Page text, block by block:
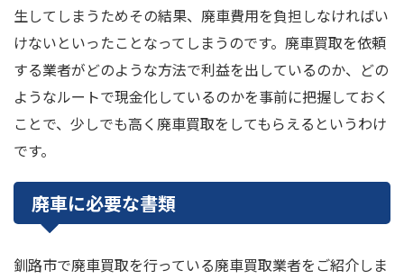
生してしまうためその結果、廃車費用を負担しなければい
けないといったことなってしまうのです。廃車買取を依頼
する業者がどのような方法で利益を出しているのか、どの
ようなルートで現金化しているのかを事前に把握しておく
ことで、少しでも高く廃車買取をしてもらえるというわけ
です。
廃車に必要な書類
釧路市で廃車買取を行っている廃車買取業者をご紹介しま